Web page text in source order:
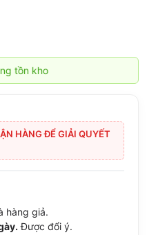
kho
HÀNG ĐỂ GIẢI QUYẾT
hàng giả.
Được đổi ý.